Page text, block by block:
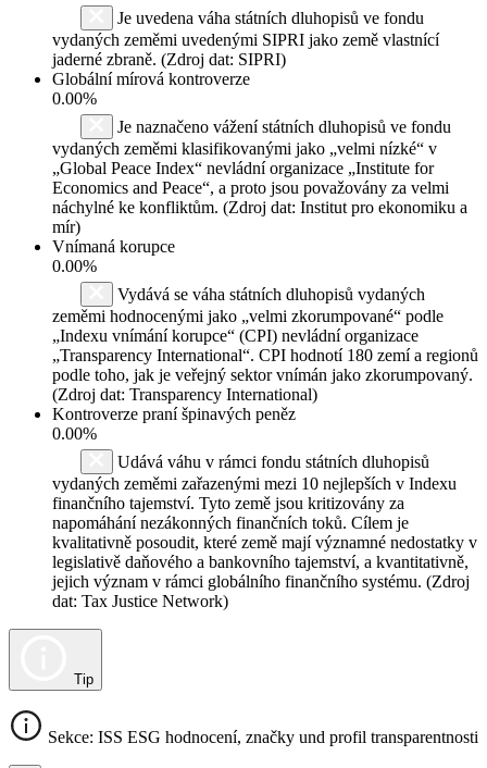
Je uvedena váha státních dluhopisů ve fondu
vydaných zeměmi uvedenými SIPRI jako země vlastnící
jaderné zbraně. (Zdroj dat: SIPRI)
Globální mírová kontroverze
0.00%
Je naznačeno vážení státních dluhopisů ve fondu
vydaných zeměmi klasifikovanými jako „velmi nízké“ v
„Global Peace Index“ nevládní organizace „Institute for
Economics and Peace“, a proto jsou považovány za velmi
náchylné ke konfliktům. (Zdroj dat: Institut pro ekonomiku a
mír)
Vnímaná korupce
0.00%
Vydává se váha státních dluhopisů vydaných
zeměmi hodnocenými jako „velmi zkorumpované“ podle
„Indexu vnímání korupce“ (CPI) nevládní organizace
„Transparency International“. CPI hodnotí 180 zemí a regionů
podle toho, jak je veřejný sektor vnímán jako zkorumpovaný.
(Zdroj dat: Transparency International)
Kontroverze praní špinavých peněz
0.00%
Udává váhu v rámci fondu státních dluhopisů
vydaných zeměmi zařazenými mezi 10 nejlepších v Indexu
finančního tajemství. Tyto země jsou kritizovány za
napomáhání nezákonných finančních toků. Cílem je
kvalitativně posoudit, které země mají významné nedostatky v
legislativě daňového a bankovního tajemství, a kvantitativně,
jejich význam v rámci globálního finančního systému. (Zdroj
dat: Tax Justice Network)
Tip
Sekce: ISS ESG hodnocení, značky und profil transparentnosti